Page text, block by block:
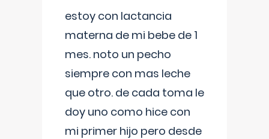
estoy con lactancia
materna de mi bebe de 1
mes. noto un pecho
siempre con mas leche
que otro. de cada toma le
doy uno como hice con
mi primer hijo pero desde